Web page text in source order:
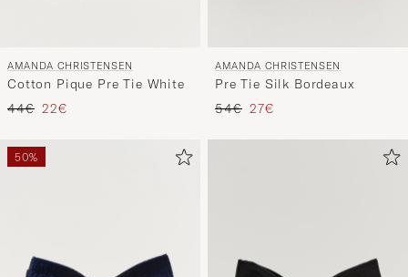
Auswahl,
nun
AMANDA CHRISTENSEN
Cotton Pique Pre Tie White
Regulärer Preis
44€ Reduzierter Preis
22€
AMANDA CHRISTENSEN
Pre Tie Silk Bordeaux
Regulärer Preis
54€ Reduzierter Preis
27€
50%